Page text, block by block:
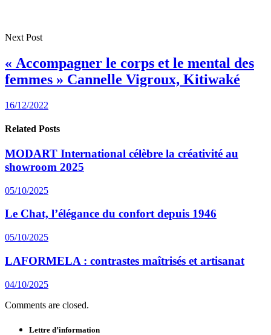
Next Post
« Accompagner le corps et le mental des
femmes » Cannelle Vigroux, Kitiwaké
16/12/2022
Related Posts
MODART International célèbre la créativité au
showroom 2025
05/10/2025
Le Chat, l’élégance du confort depuis 1946
05/10/2025
LAFORMELA : contrastes maîtrisés et artisanat
04/10/2025
Comments are closed.
Lettre d’information